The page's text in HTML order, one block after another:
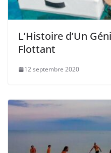
L’Histoire d’Un
Flottant
12 septembre 2020